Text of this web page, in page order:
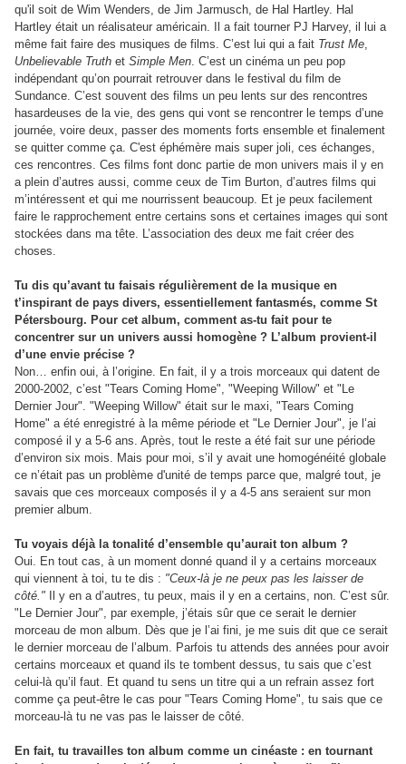
qu'il soit de Wim Wenders, de Jim Jarmusch, de Hal Hartley. Hal
Hartley était un réalisateur américain. Il a fait tourner PJ Harvey, il lui a
même fait faire des musiques de films. C’est lui qui a fait Trust Me,
Unbelievable Truth et Simple Men. C’est un cinéma un peu pop
indépendant qu’on pourrait retrouver dans le festival du film de
Sundance. C’est souvent des films un peu lents sur des rencontres
hasardeuses de la vie, des gens qui vont se rencontrer le temps d’une
journée, voire deux, passer des moments forts ensemble et finalement
se quitter comme ça. C'est éphémère mais super joli, ces échanges,
ces rencontres. Ces films font donc partie de mon univers mais il y en
a plein d’autres aussi, comme ceux de Tim Burton, d’autres films qui
m’intéressent et qui me nourrissent beaucoup. Et je peux facilement
faire le rapprochement entre certains sons et certaines images qui sont
stockées dans ma tête. L’association des deux me fait créer des
choses.
Tu dis qu’avant tu faisais régulièrement de la musique en
t’inspirant de pays divers, essentiellement fantasmés, comme St
Pétersbourg. Pour cet album, comment as-tu fait pour te
concentrer sur un univers aussi homogène ? L’album provient-il
d’une envie précise ?
Non… enfin oui, à l’origine. En fait, il y a trois morceaux qui datent de
2000-2002, c’est "Tears Coming Home", "Weeping Willow" et "Le
Dernier Jour". "Weeping Willow" était sur le maxi, "Tears Coming
Home" a été enregistré à la même période et "Le Dernier Jour", je l’ai
composé il y a 5-6 ans. Après, tout le reste a été fait sur une période
d’environ six mois. Mais pour moi, s’il y avait une homogénéité globale
ce n’était pas un problème d'unité de temps parce que, malgré tout, je
savais que ces morceaux composés il y a 4-5 ans seraient sur mon
premier album.
Tu voyais déjà la tonalité d’ensemble qu’aurait ton album ?
Oui. En tout cas, à un moment donné quand il y a certains morceaux
qui viennent à toi, tu te dis : "Ceux-là je ne peux pas les laisser de
côté." Il y en a d’autres, tu peux, mais il y en a certains, non. C’est sûr.
"Le Dernier Jour", par exemple, j’étais sûr que ce serait le dernier
morceau de mon album. Dès que je l’ai fini, je me suis dit que ce serait
le dernier morceau de l’album. Parfois tu attends des années pour avoir
certains morceaux et quand ils te tombent dessus, tu sais que c’est
celui-là qu’il faut. Et quand tu sens un titre qui a un refrain assez fort
comme ça peut-être le cas pour "Tears Coming Home", tu sais que ce
morceau-là tu ne vas pas le laisser de côté.
En fait, tu travailles ton album comme un cinéaste : en tournant